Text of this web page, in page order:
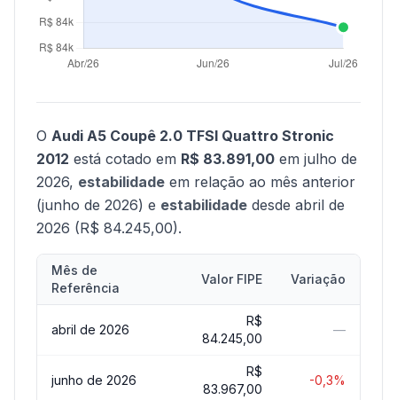
O Audi A5 Coupê 2.0 TFSI Quattro Stronic
2012 está cotado em R$ 83.891,00 em julho de
2026, estabilidade em relação ao mês anterior
(junho de 2026) e estabilidade desde abril de
2026 (R$ 84.245,00).
Mês de
Referência
Valor FIPE Variação
abril de 2026
R$
84.245,00
—
junho de 2026
R$
83.967,00
-0,3%